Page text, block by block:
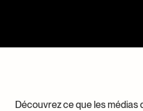
Découvrez ce que les médias